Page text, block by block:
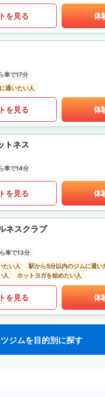
を見る 体
車で17分
通いたい人
を見る 体
トネス
車で14分
を見る 体
ネスクラブ
車で13分
たい人
駅から5分以内のジムに通い
人
ホットヨガを始めたい人
を見る 体
ジムを目的別に探す